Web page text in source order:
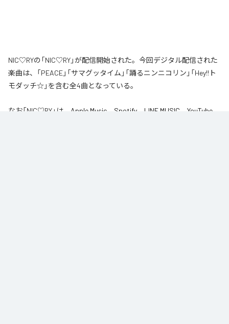
NIC♡RYの「NIC♡RY」が配信開始された。今回デジタル配信された
楽曲は、「PEACE」「サマグッタイム」「踊るニンニコリン」「Hey!!ト
モダッチ☆」を含む全4曲となっている。
なお「NIC♡RY」は、 Apple Music Spotify LINE MUSIC
YouTube